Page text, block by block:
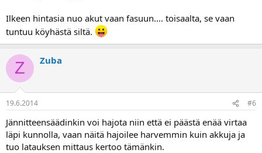
Ilkeen hintasia nuo akut vaan fasuun.... toisaalta, se vaan
tuntuu köyhästä siltä.
Z Zuba
19.6.2014 #6
Jännitteensäädinkin voi hajota niin että ei päästä enää virtaa
läpi kunnolla, vaan näitä hajoilee harvemmin kuin akkuja ja
tuo latauksen mittaus kertoo tämänkin.